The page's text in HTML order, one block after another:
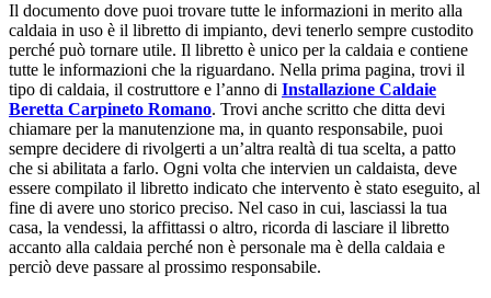
Il documento dove puoi trovare tutte le informazioni in merito alla
caldaia in uso è il libretto di impianto, devi tenerlo sempre custodito
perché può tornare utile. Il libretto è unico per la caldaia e contiene
tutte le informazioni che la riguardano. Nella prima pagina, trovi il
tipo di caldaia, il costruttore e l’anno di Installazione Caldaie
Beretta Carpineto Romano. Trovi anche scritto che ditta devi
chiamare per la manutenzione ma, in quanto responsabile, puoi
sempre decidere di rivolgerti a un’altra realtà di tua scelta, a patto
che si abilitata a farlo. Ogni volta che intervien un caldaista, deve
essere compilato il libretto indicato che intervento è stato eseguito, al
fine di avere uno storico preciso. Nel caso in cui, lasciassi la tua
casa, la vendessi, la affittassi o altro, ricorda di lasciare il libretto
accanto alla caldaia perché non è personale ma è della caldaia e
perciò deve passare al prossimo responsabile.